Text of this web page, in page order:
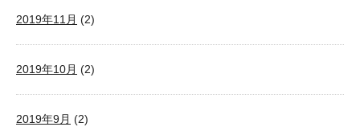
2019年11月 (2)
2019年10月 (2)
2019年9月 (2)